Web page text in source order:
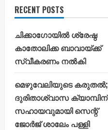
RECENT POSTS
ചിക്കാഗോയിൽ ശ്രേഷ്ഠ
കാതോലിക്ക ബാവായ്ക്ക്
സ്വീകരണം നൽകി
മെഴുവേലിയുടെ കരുതൽ;
ദുരിതാശ്വാസ ക്യാമ്പിന്
സഹായവുമായി സെന്റ്
ജോർജ് ശാലേം പള്ളി